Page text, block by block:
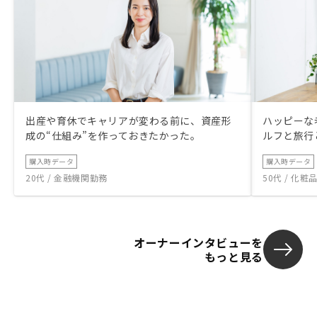
出産や育休でキャリアが変わる前に、資産形
成の“仕組み”を作っておきたかった。
購入時データ
20代 / 金融機関勤務
ハッピー
ルフと旅
購入時データ
50代 / 化粧
オーナーインタビューを
もっと見る